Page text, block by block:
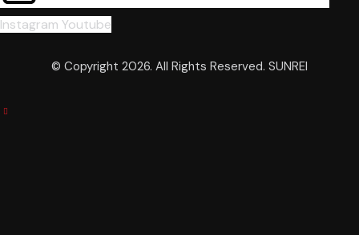
Instagram Youtube
© Copyright 2026. All Rights Reserved. SUNREI